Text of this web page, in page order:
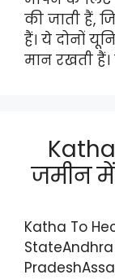
की जाती हैं,
हैं। ये दोनों
मान रखती हैं।
जमीन में
Katha To
StateAndhra